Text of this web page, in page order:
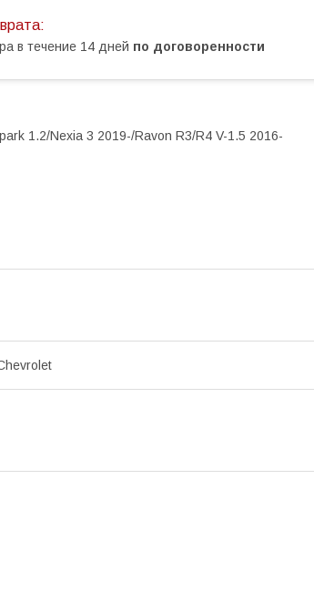
в течение 14 дней по договоренности
1.2/Nexia 3 2019-/Ravon R3/R4 V-1.5 2016-